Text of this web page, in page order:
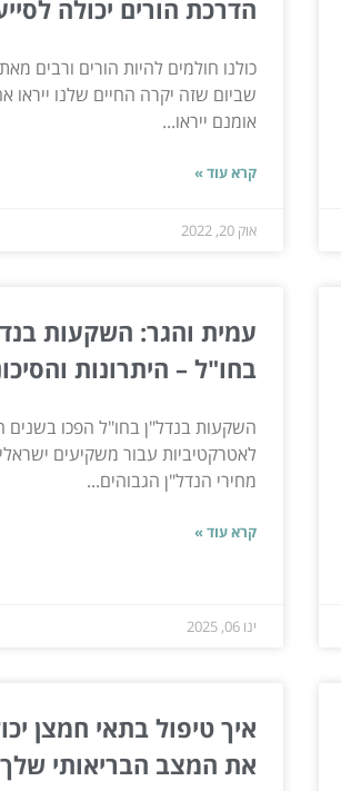
הדרכת הורים יכולה
כולנו חולמים להיות הורים ורבים
שביום שזה יקרה החיים שלנו ייראו
אומנם ייראו...
קרא עוד »
אוק 20, 2022
עמית והגר: השקעות
בחו"ל – היתרונות
השקעות בנדל"ן בחו"ל הפכו בשנים
לאטרקטיביות עבור משקיעים
מחירי הנדל"ן הגבוהים...
קרא עוד »
ינו 06, 2025
איך טיפול בתאי חמצן
את המצב הבריאותי